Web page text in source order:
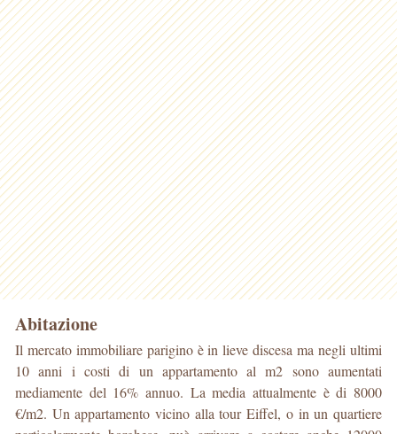
Abitazione
Il mercato immobiliare parigino è in lieve discesa ma negli ultimi
10 anni i costi di un appartamento al m2 sono aumentati
mediamente del 16% annuo. La media attualmente è di 8000
€/m2. Un appartamento vicino alla tour Eiffel, o in un quartiere